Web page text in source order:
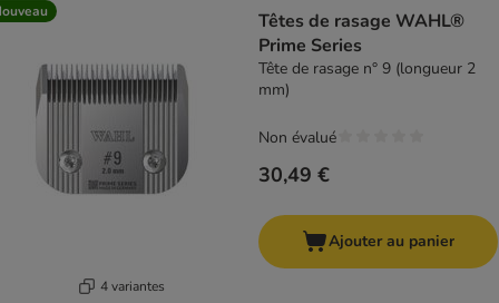
4 variantes
Têtes de rasage WAHL®
Prime Series
Tête de rasage n° 9 (longueur 2
mm)
30,49 €
Non évalué
Ajouter au panier